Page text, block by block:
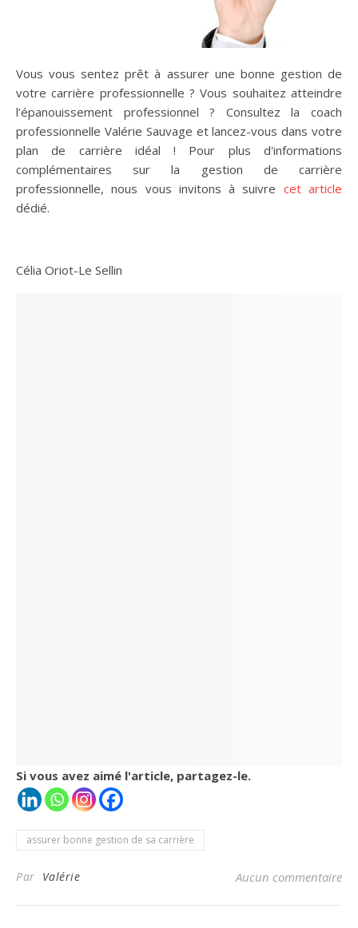
Vous vous sentez prêt à assurer une bonne gestion de
votre carrière professionnelle ? Vous souhaitez atteindre
l’épanouissement professionnel ? Consultez la coach
professionnelle Valérie Sauvage et lancez-vous dans votre
plan de carrière idéal ! Pour plus d'informations
complémentaires sur la gestion de carrière
professionnelle, nous vous invitons à suivre cet article
dédié.
Célia Oriot-Le Sellin
Si vous avez aimé l'article, partagez-le.
assurer bonne gestion de sa carrière
Par Valérie Aucun commentaire